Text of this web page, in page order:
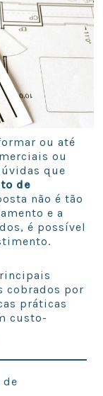
ou até
ou
que
de
não é tão
e a
é possível
cobrados por
práticas
custo-
de